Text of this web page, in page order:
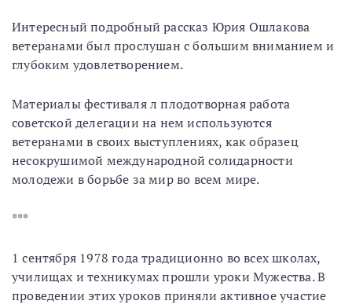
Интересный подробный рассказ Юрия Ошлакова
ветеранами был прослушан с большим вниманием и
глубоким удовлетворением.
Материалы фестиваля л плодотворная работа
советской делегации на нем используются
ветеранами в своих выступлениях, как образец
несокрушимой международной солидарности
молодежи в борьбе за мир во всем мире.
***
1 сентября 1978 года традиционно во всех школах,
училищах и техникумах прошли уроки Мужества. В
проведении этих уроков приняли активное участие